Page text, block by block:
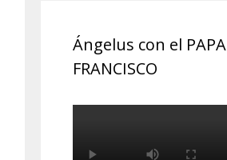
Ángelus con el PAPA
FRANCISCO